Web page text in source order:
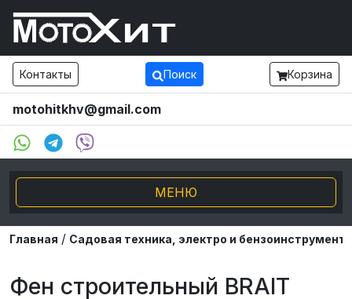
Контакты Поиск Корзина
motohitkhv@gmail.com
МЕНЮ
Электро транспорт
Мотоциклы и мопеды
Главная / Садовая техника, электро и бензоинструмент
Фен строительный BRAIT